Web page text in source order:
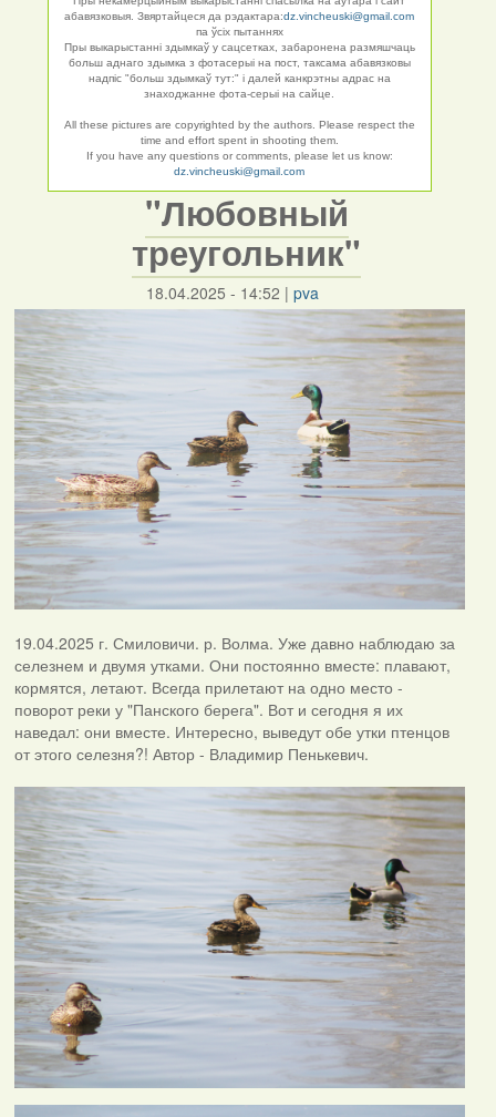
абавязковыя. Звяртайцеся да рэдактара:dz.vincheuski@gmail.com
па ўсіх пытаннях
Пры выкарыстанні здымкаў у сацсетках, забаронена размяшчаць
больш аднаго здымка з фотасерыі на пост, таксама абавязковы
надпіс "больш здымкаў тут:" і далей канкрэтны адрас на
знаходжанне фота-серыі на сайце.
All these pictures are copyrighted by the authors. Please respect the
time and effort spent in shooting them.
If you have any questions or comments, please let us know:
dz.vincheuski@gmail.com
"Любовный
треугольник"
18.04.2025 - 14:52 |pva
19.04.2025 г. Смиловичи. р. Волма. Уже давно наблюдаю за
селезнем и двумя утками. Они постоянно вместе: плавают,
кормятся, летают. Всегда прилетают на одно место -
поворот реки у "Панского берега". Вот и сегодня я их
наведал: они вместе. Интересно, выведут обе утки птенцов
от этого селезня?! Автор - Владимир Пенькевич.